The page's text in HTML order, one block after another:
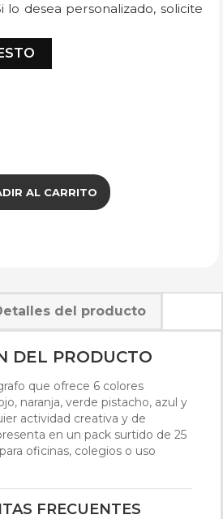
lo desea personalizado, solicite
AL CARRITO
del producto
DEL PRODUCTO
que ofrece 6 colores
naranja, verde pistacho, azul y
actividad creativa y de
en un pack surtido de 25
oficinas, colegios o uso
FRECUENTES